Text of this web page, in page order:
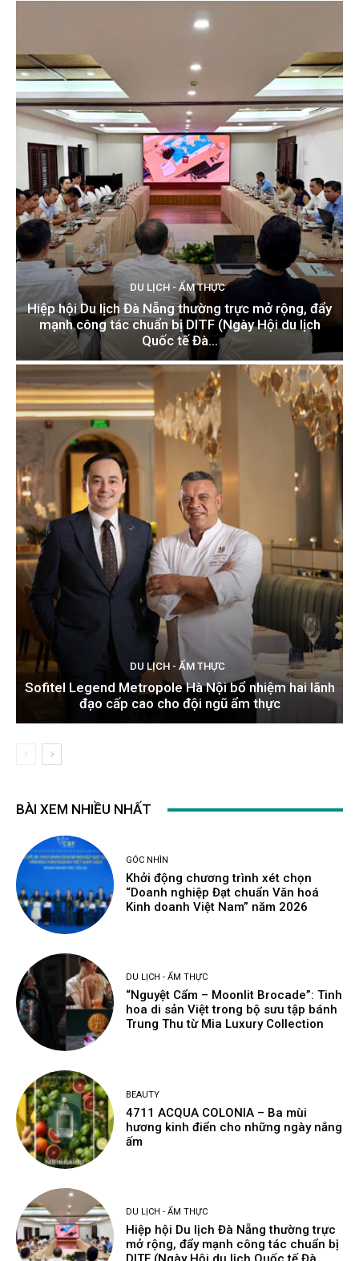
DU LỊCH - ẨM THỰC
Hiệp hội Du lịch Đà Nẵng thường trực mở rộng, đẩy
mạnh công tác chuẩn bị DITF (Ngày Hội du lịch
Quốc tế Đà...
DU LỊCH - ẨM THỰC
Sofitel Legend Metropole Hà Nội bổ nhiệm hai lãnh
đạo cấp cao cho đội ngũ ẩm thực
BÀI XEM NHIỀU NHẤT
GÓC NHÌN
Khởi động chương trình xét chọn
“Doanh nghiệp Đạt chuẩn Văn hoá
Kinh doanh Việt Nam” năm 2026
DU LỊCH - ẨM THỰC
“Nguyệt Cẩm – Moonlit Brocade”: Tinh
hoa di sản Việt trong bộ sưu tập bánh
Trung Thu từ Mia Luxury Collection
BEAUTY
4711 ACQUA COLONIA – Ba mùi
hương kinh điển cho những ngày nắng
ấm
DU LỊCH - ẨM THỰC
Hiệp hội Du lịch Đà Nẵng thường trực
mở rộng, đẩy mạnh công tác chuẩn bị